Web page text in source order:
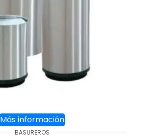
Más información
BASUREROS